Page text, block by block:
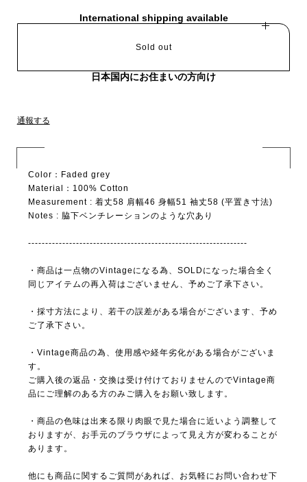
International shipping available
Sold out
日本国内にお住まいの方向け
通報する
Color：Faded grey
Material：100% Cotton
Measurement : 着丈58 肩幅46 身幅51 袖丈58 (平置き寸法)
Notes : 脇下ベンチレーションのような穴あり
----------------------------------------------------------------
・商品は一点物のVintageになる為、SOLDになった場合全く
同じアイテムの再入荷はございません、予めご了承下さい。
・採寸方法により、若干の誤差がある場合がございます、予め
ご了承下さい。
・Vintage商品の為、使用感や経年劣化がある場合がございま
す。
ご購入後の返品・交換は受け付けておりませんのでVintage商
品にご理解のある方のみご購入をお願い致します。
・商品の色味は出来る限り肉眼で見た場合に近いよう調整して
おりますが、お手元のブラウザによって見え方が変わることが
あります。
他にも商品に関するご質問があれば、お気軽にお問い合わせ下